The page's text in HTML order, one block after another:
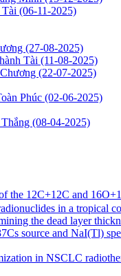
Tài (06-11-2025)
(27-08-2025)
Tài (11-08-2025)
(22-07-2025)
Phúc (02-06-2025)
(08-04-2025)
the 12C+12C and
in a tropical
the dead layer
source and NaI(Tl)
in NSCLC